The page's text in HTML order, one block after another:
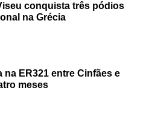
conquista três pódios
na Grécia
ER321 entre Cinfães e
meses